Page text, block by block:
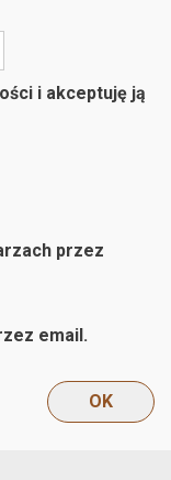
i akceptuję ją
przez
email.